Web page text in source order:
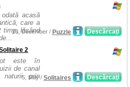
acasă
care a
timp, lăsând
Descărcaţi
23, December / Puzzle
2
este în
de canal
naturii prin
Descărcaţi
5, May / Solitaires